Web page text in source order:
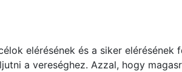
elérésének és a siker elérésének
a vereséghez. Azzal, hogy